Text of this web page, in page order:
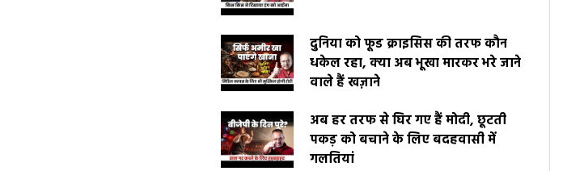
दुनिया को फूड क्राइसिस की तरफ कौन
धकेल रहा, क्या अब भूखा मारकर भरे जाने
वाले हैं खज़ाने
अब हर तरफ से घिर गए हैं मोदी, छूटती
पकड़ को बचाने के लिए बदहवासी में
गलतियां